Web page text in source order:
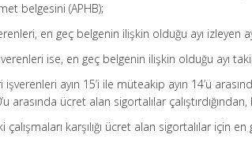
belgesini (APHB);
en geç belgenin ilişkin olduğu ayı izleyen
ise, en geç belgenin ilişkin olduğu ayı
ayın 15’i ile müteakip ayın 14’ü
arasında ücret alan sigortalılar
çalışmaları karşılığı ücret alan sigortalılar için